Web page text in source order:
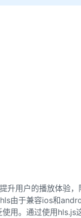
升用户的播放体验
由于兼容ios和
用。通过使用hls.js